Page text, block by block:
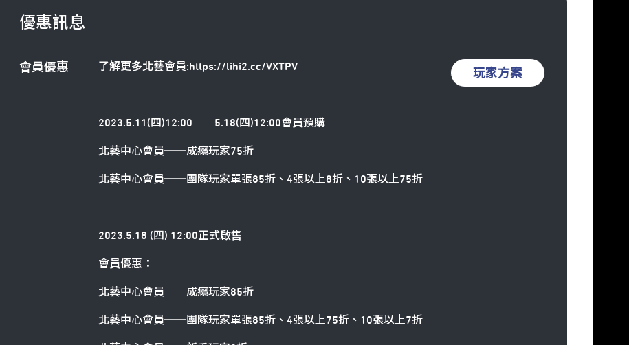
優惠訊息
會員優惠 了解更多北藝會員:https://lihi2.cc/VXTPV
2023.5.11( 四 )12:00──5.18( 四 )12:00會員預購
北藝中心會員──成癮玩家75折
北藝中心會員──團隊玩家單張85折、4張以上8折、10張以上75折
2023.5.18 ( 四 ) 12:00正式啟售
會員優惠：
北藝中心會員──成癮玩家85折
北藝中心會員──團隊玩家單張85折、4張以上75折、10張以上7折
玩家方案